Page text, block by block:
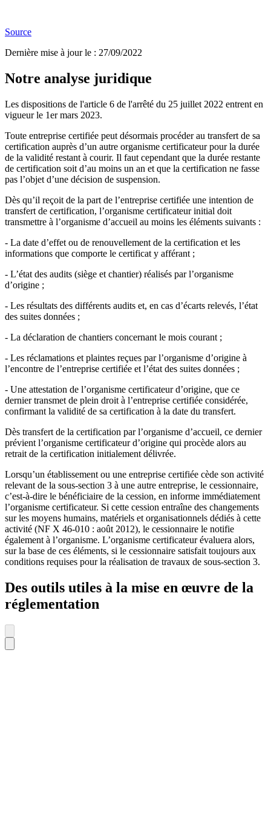
Source
Dernière mise à jour le : 27/09/2022
Notre analyse juridique
Les dispositions de l'article 6 de l'arrêté du 25 juillet 2022 entrent en
vigueur le 1er mars 2023.
Toute entreprise certifiée peut désormais procéder au transfert de sa
certification auprès d’un autre organisme certificateur pour la durée
de la validité restant à courir. Il faut cependant que la durée restante
de certification soit d’au moins un an et que la certification ne fasse
pas l’objet d’une décision de suspension.
Dès qu’il reçoit de la part de l’entreprise certifiée une intention de
transfert de certification, l’organisme certificateur initial doit
transmettre à l’organisme d’accueil au moins les éléments suivants :
- La date d’effet ou de renouvellement de la certification et les
informations que comporte le certificat y afférant ;
- L’état des audits (siège et chantier) réalisés par l’organisme
d’origine ;
- Les résultats des différents audits et, en cas d’écarts relevés, l’état
des suites données ;
- La déclaration de chantiers concernant le mois courant ;
- Les réclamations et plaintes reçues par l’organisme d’origine à
l’encontre de l’entreprise certifiée et l’état des suites données ;
- Une attestation de l’organisme certificateur d’origine, que ce
dernier transmet de plein droit à l’entreprise certifiée considérée,
confirmant la validité de sa certification à la date du transfert.
Dès transfert de la certification par l’organisme d’accueil, ce dernier
prévient l’organisme certificateur d’origine qui procède alors au
retrait de la certification initialement délivrée.
Lorsqu’un établissement ou une entreprise certifiée cède son activité
relevant de la sous-section 3 à une autre entreprise, le cessionnaire,
c’est-à-dire le bénéficiaire de la cession, en informe immédiatement
l’organisme certificateur. Si cette cession entraîne des changements
sur les moyens humains, matériels et organisationnels dédiés à cette
activité (NF X 46-010 : août 2012), le cessionnaire le notifie
également à l’organisme. L’organisme certificateur évaluera alors,
sur la base de ces éléments, si le cessionnaire satisfait toujours aux
conditions requises pour la réalisation de travaux de sous-section 3.
Des outils utiles à la mise en œuvre de la
réglementation